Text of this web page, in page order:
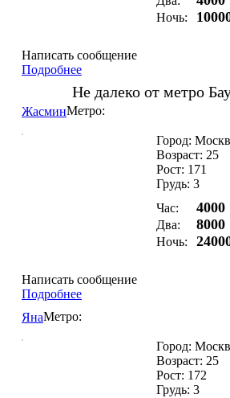
Ночь:
Написать сообщение
Подробнее
Не далеко от метро
ЖасминМетро:
Город:
Возраст: 25
Рост: 171
Грудь: 3
Час:
4000
Два: 8000
Ночь:
Написать сообщение
Подробнее
ЯнаМетро:
Город:
Возраст: 25
Рост: 172
Грудь: 3